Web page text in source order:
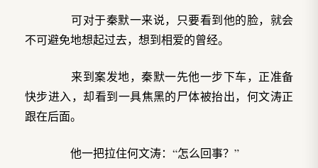
可对于秦默一来说，只要看到他的脸，就会
不可避免地想起过去，想到相爱的曾经。
来到案发地，秦默一先他一步下车，正准备
快步进入，却看到一具焦黑的尸体被抬出，何文涛正
跟在后面。
他一把拉住何文涛：“怎么回事？”